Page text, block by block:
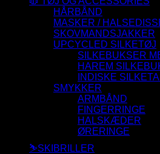
HÅRBÅND
MASKER /
SKOVMANDSJAKKER
UPCYCLED SILKETØJ
SILKEBUKSER
HAREM
INDISKE
SMYKKER
ARMBÅND
FINGERRINGE
HALSKÆDER
ØRERINGE
⛷️SKIBRILLER